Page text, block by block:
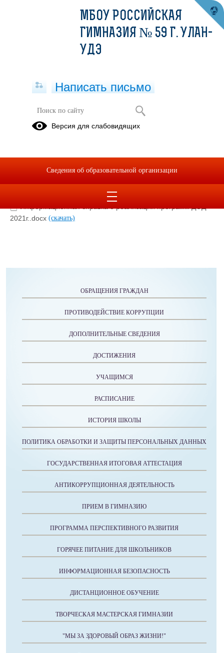
Информационная справка по
программам ДОД
Информационная справка по программам ДОД
Информационная справка о реализации программ ДОД
2021г..docx (скачать)
ОБРАЩЕНИЯ ГРАЖДАН
ПРОТИВОДЕЙСТВИЕ КОРРУПЦИИ
ДОПОЛНИТЕЛЬНЫЕ СВЕДЕНИЯ
ДОСТИЖЕНИЯ
УЧАЩИМСЯ
РАСПИСАНИЕ
ИСТОРИЯ ШКОЛЫ
ПОЛИТИКА ОБРАБОТКИ И ЗАЩИТЫ ПЕРСОНАЛЬНЫХ ДАННЫХ
ГОСУДАРСТВЕННАЯ ИТОГОВАЯ АТТЕСТАЦИЯ
АНТИКОРРУПЦИОННАЯ ДЕЯТЕЛЬНОСТЬ
ПРИЕМ В ГИМНАЗИЮ
ПРОГРАММА ПЕРСПЕКТИВНОГО РАЗВИТИЯ
ГОРЯЧЕЕ ПИТАНИЕ ДЛЯ ШКОЛЬНИКОВ
ИНФОРМАЦИОННАЯ БЕЗОПАСНОСТЬ
ДИСТАНЦИОННОЕ ОБУЧЕНИЕ
ТВОРЧЕСКАЯ МАСТЕРСКАЯ ГИМНАЗИИ
"МЫ ЗА ЗДОРОВЫЙ ОБРАЗ ЖИЗНИ!"
МБОУ РОССИЙСКАЯ
ГИМНАЗИЯ № 59 Г. УЛАН-
УДЭ
Написать письмо
Версия для слабовидящих
Сведения об образовательной организации